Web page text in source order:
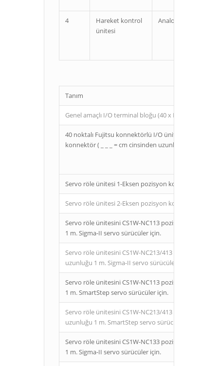
4
Hareket kontrol
ünitesi
Analog
Tanım
Genel amaçlı I/O terminal bloğu (40 x M3 vida)
40 noktalı Fujitsu konnektörlü I/O üniteleri için genel
konnektör ( _ _ _ = cm cinsinden uzunluk)
Servo röle ünitesi 1-Eksen pozisyon kontrol ünitesi
Servo röle ünitesi 2-Eksen pozisyon kontrol ünitesi
Servo röle ünitesini CS1W-NC113 pozisyon kontrol
1 m. Sigma-II servo sürücüler için.
Servo röle ünitesini CS1W-NC213/413 pozisyon
uzunluğu 1 m. Sigma-II servo sürücüler için.
Servo röle ünitesini CS1W-NC113 pozisyon kontrol
1 m. SmartStep servo sürücüler için.
Servo röle ünitesini CS1W-NC213/413 pozisyon
uzunluğu 1 m. SmartStep servo sürücüler için.
Servo röle ünitesini CS1W-NC133 pozisyon kontrol
1 m. Sigma-II servo sürücüler için.